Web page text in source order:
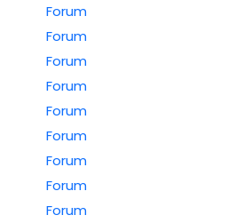
Forum
Forum
Forum
Forum
Forum
Forum
Forum
Forum
Forum